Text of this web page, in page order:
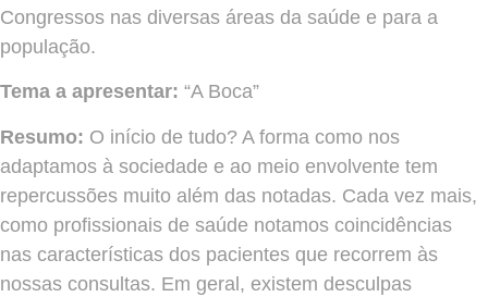
Congressos nas diversas áreas da saúde e para a
população.
Tema a apresentar: “A Boca”
Resumo: O início de tudo? A forma como nos
adaptamos à sociedade e ao meio envolvente tem
repercussões muito além das notadas. Cada vez mais,
como profissionais de saúde notamos coincidências
nas características dos pacientes que recorrem às
nossas consultas. Em geral, existem desculpas